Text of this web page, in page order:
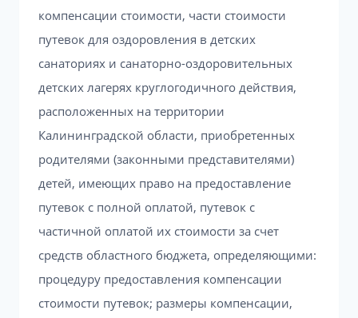
компенсации стоимости, части стоимости
путевок для оздоровления в детских
санаториях и санаторно-оздоровительных
детских лагерях круглогодичного действия,
расположенных на территории
Калининградской области, приобретенных
родителями (законными представителями)
детей, имеющих право на предоставление
путевок с полной оплатой, путевок с
частичной оплатой их стоимости за счет
средств областного бюджета, определяющими:
процедуру предоставления компенсации
стоимости путевок; размеры компенсации,